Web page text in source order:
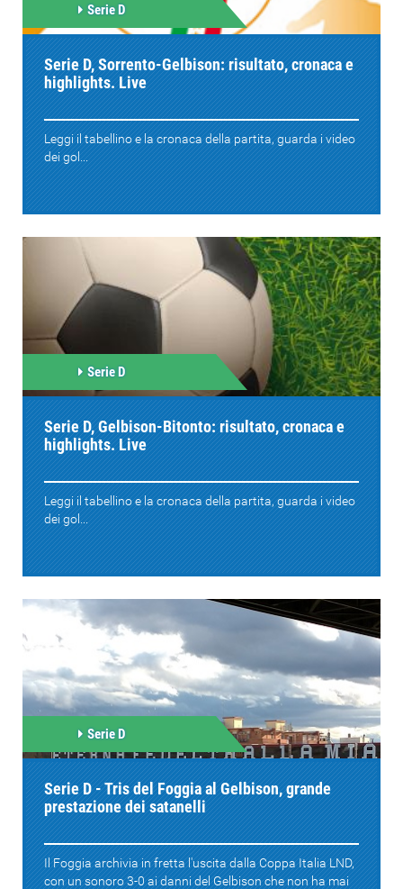
Serie D
Serie D, Sorrento-Gelbison: risultato, cronaca e
highlights. Live
Leggi il tabellino e la cronaca della partita, guarda i video
dei gol...
Serie D
Serie D, Gelbison-Bitonto: risultato, cronaca e
highlights. Live
Leggi il tabellino e la cronaca della partita, guarda i video
dei gol...
Serie D
Serie D - Tris del Foggia al Gelbison, grande
prestazione dei satanelli
Il Foggia archivia in fretta l'uscita dalla Coppa Italia LND,
con un sonoro 3-0 ai danni del Gelbison che non ha mai